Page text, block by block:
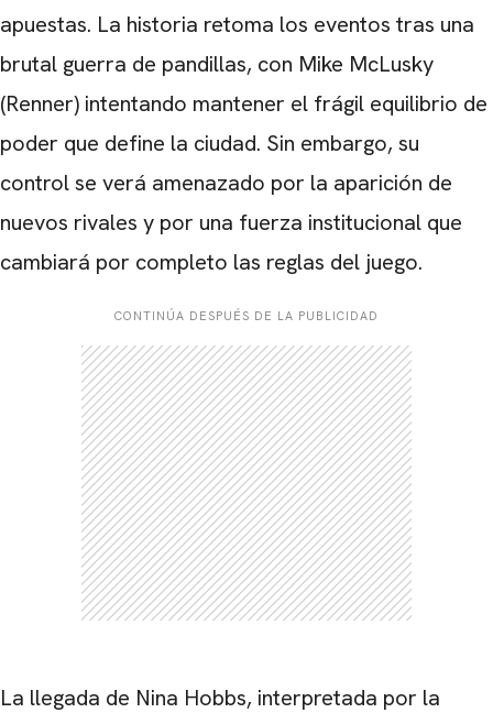
apuestas. La historia retoma los eventos tras una
brutal guerra de pandillas, con Mike McLusky
(Renner) intentando mantener el frágil equilibrio de
poder que define la ciudad. Sin embargo, su
control se verá amenazado por la aparición de
nuevos rivales y por una fuerza institucional que
cambiará por completo las reglas del juego.
CONTINÚA DESPUÉS DE LA PUBLICIDAD
La llegada de Nina Hobbs, interpretada por la
CARREGANDO PUBLICIDADE